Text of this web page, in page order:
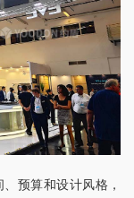
预算和设计风格，